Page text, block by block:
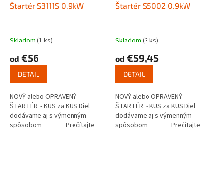
Štartér S3111S 0.9kW
Skladom (1 ks)
od €56
DETAIL
NOVÝ alebo OPRAVENÝ
ŠTARTÉR - KUS za KUS Diel
dodávame aj s výmenným
spôsobom Prečítajte
si ako funguje...
Štartér S5002 0.9kW
Skladom (3 ks)
od €59,45
DETAIL
NOVÝ alebo OPRAVENÝ
ŠTARTÉR - KUS za KUS Diel
dodávame aj s výmenným
spôsobom Prečítajte
si ako funguje...